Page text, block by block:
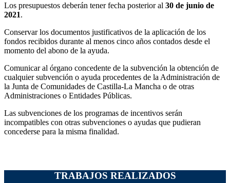
Los presupuestos deberán tener fecha posterior al 30 de junio de
2021.
Conservar los documentos justificativos de la aplicación de los
fondos recibidos durante al menos cinco años contados desde el
momento del abono de la ayuda.
Comunicar al órgano concedente de la subvención la obtención de
cualquier subvención o ayuda procedentes de la Administración de
la Junta de Comunidades de Castilla-La Mancha o de otras
Administraciones o Entidades Públicas.
Las subvenciones de los programas de incentivos serán
incompatibles con otras subvenciones o ayudas que pudieran
concederse para la misma finalidad.
TRABAJOS REALIZADOS